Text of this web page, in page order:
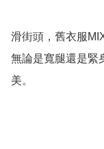
滑街頭，舊衣服
無論是寬腿還是緊
美。